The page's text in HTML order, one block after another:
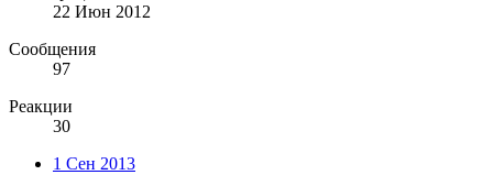
22 Июн 2012
Сообщения
97
Реакции
30
1 Сен 2013